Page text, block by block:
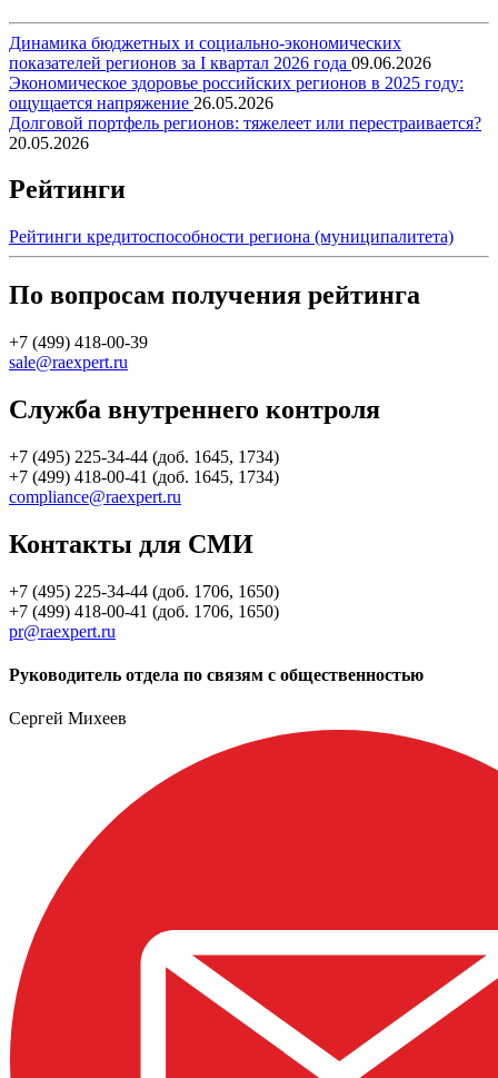
Динамика бюджетных и социально-экономических
показателей регионов за I квартал 2026 года 09.06.2026
Экономическое здоровье российских регионов в 2025 году:
ощущается напряжение 26.05.2026
Долговой портфель регионов: тяжелеет или перестраивается?
20.05.2026
Рейтинги
Рейтинги кредитоспособности региона (муниципалитета)
По вопросам получения рейтинга
+7 (499) 418-00-39
sale@raexpert.ru
Служба внутреннего контроля
+7 (495) 225-34-44 (доб. 1645, 1734)
+7 (499) 418-00-41 (доб. 1645, 1734)
compliance@raexpert.ru
Контакты для СМИ
+7 (495) 225-34-44 (доб. 1706, 1650)
+7 (499) 418-00-41 (доб. 1706, 1650)
pr@raexpert.ru
Руководитель отдела по связям с общественностью
Сергей Михеев